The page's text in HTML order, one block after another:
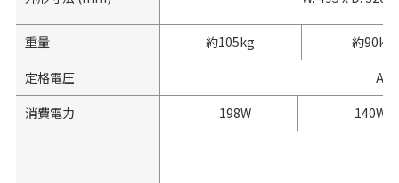
重量 約105kg
約90kg
定格電圧
消費電力
198W 140W